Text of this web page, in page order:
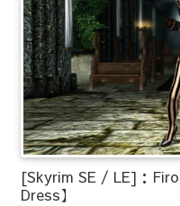
[Skyrim SE / LE]：
Dress】